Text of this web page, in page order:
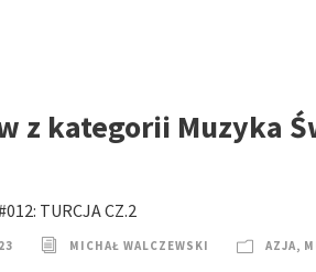
z kategorii Muzyka
TURCJA CZ.2
MICHAŁ WALCZEWSKI AZJA,